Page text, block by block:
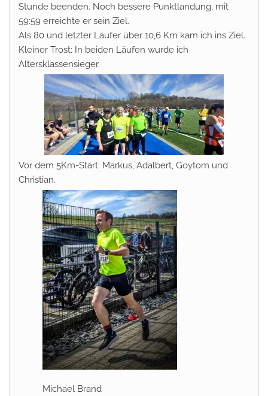
Stunde beenden. Noch bessere Punktlandung, mit
59:59 erreichte er sein Ziel.
Als 80 und letzter Läufer über 10,6 Km kam ich ins Ziel.
Kleiner Trost: In beiden Läufen wurde ich
Altersklassensieger.
Vor dem 5Km-Start: Markus, Adalbert, Goytom und
Christian.
Michael Brand